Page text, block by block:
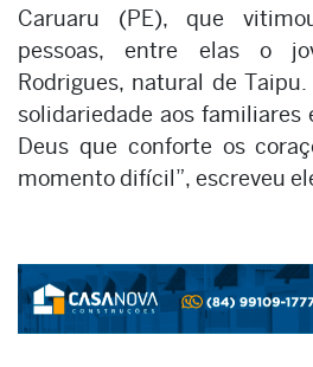
Caruaru (PE), que
pessoas, entre elas o
Rodrigues, natural de
solidariedade aos familiares
Deus que conforte os
momento difícil”, escreveu